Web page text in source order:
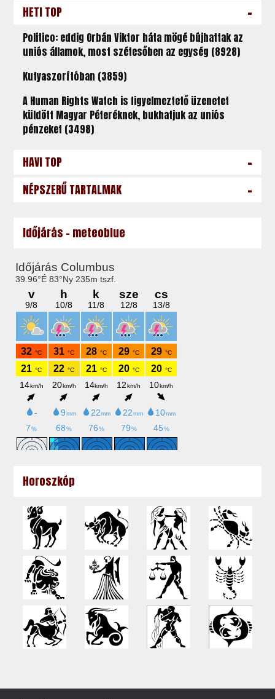
HETI TOP -
Politico: eddig Orbán Viktor háta mögé bújhattak az
uniós államok, most szétesőben az egység (8928)
Kutyaszorítóban (3859)
A Human Rights Watch is figyelmeztető üzenetet
küldött Magyar Péteréknek, bukhatjuk az uniós
pénzeket (3498)
HAVI TOP -
NÉPSZERŰ TARTALMAK -
Időjárás - meteoblue
Horoszkóp